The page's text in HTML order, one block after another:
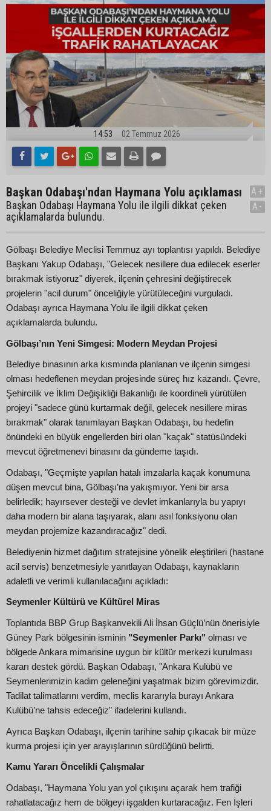
14:53 02 Temmuz 2026
Başkan Odabaşı'ndan Haymana Yolu açıklaması
Başkan Odabaşı Haymana Yolu ile ilgili dikkat çeken
açıklamalarda bulundu.
A+
A-
Gölbaşı Belediye Meclisi Temmuz ayı toplantısı yapıldı. Belediye
Başkanı Yakup Odabaşı, "Gelecek nesillere dua edilecek eserler
bırakmak istiyoruz" diyerek, ilçenin çehresini değiştirecek
projelerin "acil durum" önceliğiyle yürütüleceğini vurguladı.
Odabaşı ayrıca Haymana Yolu ile ilgili dikkat çeken
açıklamalarda bulundu.
Gölbaşı’nın Yeni Simgesi: Modern Meydan Projesi
Belediye binasının arka kısmında planlanan ve ilçenin simgesi
olması hedeflenen meydan projesinde süreç hız kazandı. Çevre,
Şehircilik ve İklim Değişikliği Bakanlığı ile koordineli yürütülen
projeyi "sadece günü kurtarmak değil, gelecek nesillere miras
bırakmak" olarak tanımlayan Başkan Odabaşı, bu hedefin
önündeki en büyük engellerden biri olan "kaçak" statüsündeki
mevcut öğretmenevi binasını da gündeme taşıdı.
Odabaşı, "Geçmişte yapılan hatalı imzalarla kaçak konumuna
düşen mevcut bina, Gölbaşı’na yakışmıyor. Yeni bir arsa
belirledik; hayırsever desteği ve devlet imkanlarıyla bu yapıyı
daha modern bir alana taşıyarak, alanı asıl fonksiyonu olan
meydan projemize kazandıracağız" dedi.
Belediyenin hizmet dağıtım stratejisine yönelik eleştirileri (hastane
acil servis) benzetmesiyle yanıtlayan Odabaşı, kaynakların
adaletli ve verimli kullanılacağını açıkladı:
Seymenler Kültürü ve Kültürel Miras
Toplantıda BBP Grup Başkanvekili Ali İhsan Güçlü’nün önerisiyle
Güney Park bölgesinin isminin "Seymenler Parkı" olması ve
bölgede Ankara mimarisine uygun bir kültür merkezi kurulması
kararı destek gördü. Başkan Odabaşı, "Ankara Kulübü ve
Seymenlerimizin kadim geleneğini yaşatmak bizim görevimizdir.
Tadilat talimatlarını verdim, meclis kararıyla burayı Ankara
Kulübü’ne tahsis edeceğiz" ifadelerini kullandı.
Ayrıca Başkan Odabaşı, ilçenin tarihine sahip çıkacak bir müze
kurma projesi için yer arayışlarının sürdüğünü belirtti.
Kamu Yararı Öncelikli Çalışmalar
Odabaşı, "Haymana Yolu yan yol çıkışını açarak hem trafiği
rahatlatacağız hem de bölgeyi işgalden kurtaracağız. Fen İşleri